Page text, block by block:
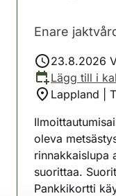
Enare
23.8.2026
Lägg till i
Lappland |
oleva
rinnakkaislupa
suorittaa.
Pankkikortti